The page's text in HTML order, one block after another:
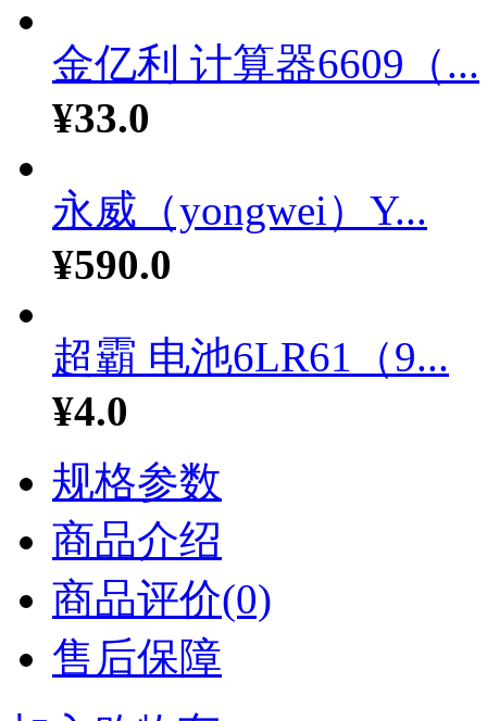
金亿利 计算器6609（...
¥33.0
永威（yongwei）Y...
¥590.0
超霸 电池6LR61（9...
¥4.0
规格参数
商品介绍
商品评价(0)
售后保障